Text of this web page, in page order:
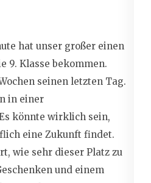
hat unser großer einen
9. Klasse bekommen.
seinen letzten Tag.
in einer
könnte wirklich sein,
eine Zukunft findet.
wie sehr dieser Platz zu
und einem